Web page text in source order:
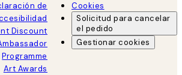
de
Discount
Programme
Art Awards
Cookies
Solicitud para cancelar
el pedido
Gestionar cookies